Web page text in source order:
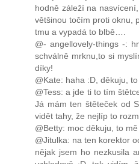
hodně záleží na
většinou točím proti oknu,
tmu a vypadá to blbě….
@- angellovely-things -:
schválně mrknu,to si
díky!
@Kate: haha :D, děkuju,
@Tess: a jde ti to tím
Já mám ten štěteček od
vidět tahy, že nejlíp to
@Betty: moc děkuju, to
@Jitulka: na ten korektor
nějak jsem ho nezkusila